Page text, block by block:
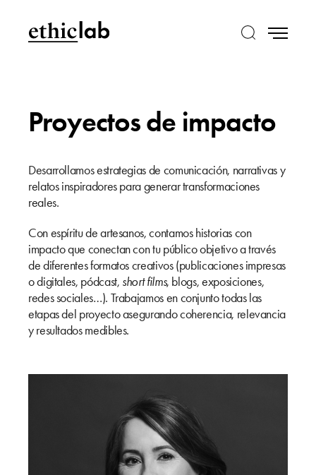
Proyectos de impacto
Desarrollamos estrategias de comunicación, narrativas y
relatos inspiradores para generar transformaciones
reales.
Con espíritu de artesanos, contamos historias con
impacto que conectan con tu público objetivo a través
de diferentes formatos creativos (publicaciones impresas
o digitales, pódcast, short films, blogs, exposiciones,
redes sociales…). Trabajamos en conjunto todas las
etapas del proyecto asegurando coherencia, relevancia
y resultados medibles.